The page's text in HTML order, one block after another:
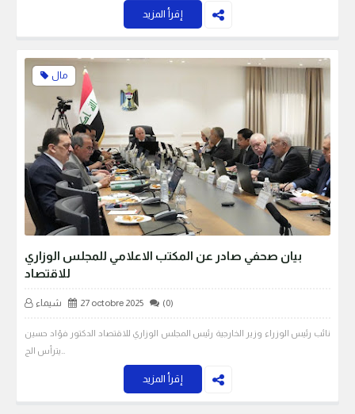
إقرأ المزيد
مال
بيان صحفي صادر عن المكتب الاعلامي للمجلس الوزاري
للاقتصاد
شيماء 27 octobre 2025 (0)
نائب رئيس الوزراء وزير الخارجية رئيس المجلس الوزاري للاقتصاد الدكتور فؤاد حسين
إقرأ المزيد